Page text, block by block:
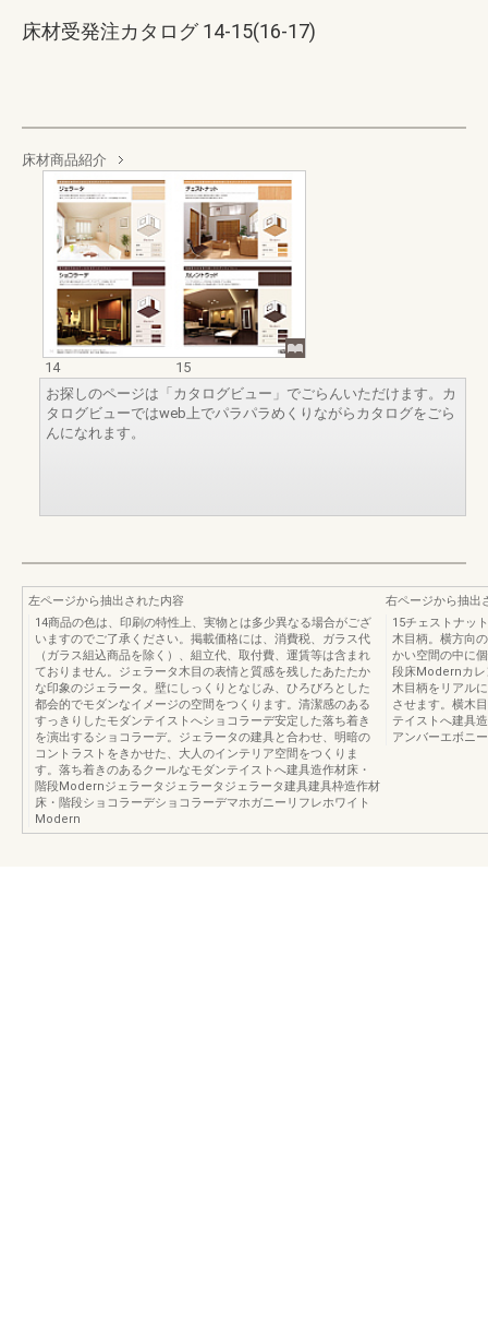
床材受発注カタログ 14-15(16-17)
床材商品紹介
14
15
お探しのページは「カタログビュー」でごらんいただけます。カ
タログビューではweb上でパラパラめくりながらカタログをごら
んになれます。
左ページから抽出された内容
14商品の色は、印刷の特性上、実物とは多少異なる場合がござ
いますのでご了承ください。掲載価格には、消費税、ガラス代
（ガラス組込商品を除く）、組立代、取付費、運賃等は含まれ
ておりません。ジェラータ木目の表情と質感を残したあたたか
な印象のジェラータ。壁にしっくりとなじみ、ひろびろとした
都会的でモダンなイメージの空間をつくります。清潔感のある
すっきりしたモダンテイストへショコラーデ安定した落ち着き
を演出するショコラーデ。ジェラータの建具と合わせ、明暗の
コントラストをきかせた、大人のインテリア空間をつくりま
す。落ち着きのあるクールなモダンテイストへ建具造作材床・
階段Modernジェラータジェラータジェラータ建具建具枠造作材
床・階段ショコラーデショコラーデマホガニーリフレホワイト
Modern
右ページから抽出
15チェストナッ
木目柄。横方向
かい空間の中に
段床Modernカレ
木目柄をリアル
させます。横木
テイストへ建具
アンバーエボニ